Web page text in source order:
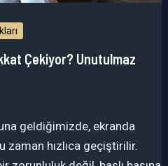
Çekiyor? Unutulmaz
geldiğimizde, ekranda
hızlıca geçiştirilir.